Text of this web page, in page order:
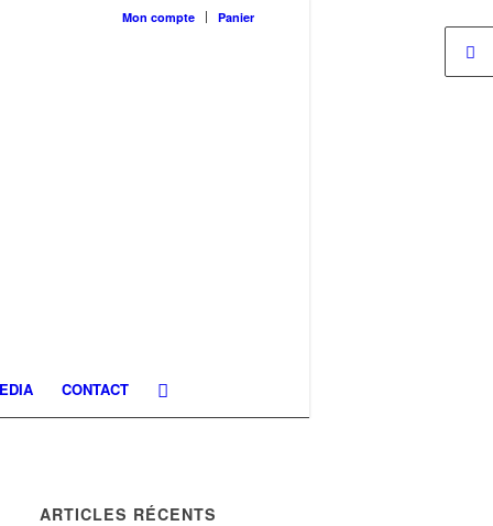
Mon compte Panier
CONTACT
ARTICLES RÉCENTS